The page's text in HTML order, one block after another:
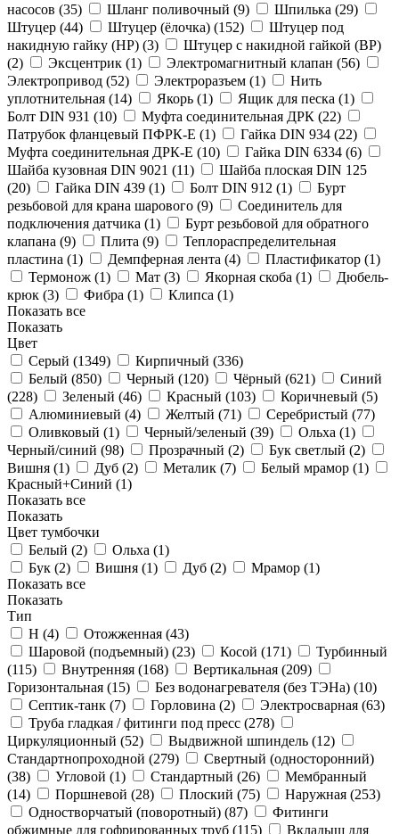
насосов (35) Шланг поливочный (9) Шпилька (29)
Штуцер (44) Штуцер (ёлочка) (152)
Штуцер под
накидную гайку (НР) (3)
Штуцер с накидной гайкой (ВР)
(2) Эксцентрик (1) Электромагнитный клапан (56)
Электропривод (52) Электроразъем (1)
Нить
уплотнительная (14) Якорь (1) Ящик для песка (1)
Болт DIN 931 (10) Муфта соединительная ДРК (22)
Патрубок фланцевый ПФРК-Е (1) Гайка DIN 934 (22)
Муфта соединительная ДРК-Е (10) Гайка DIN 6334 (6)
Шайба кузовная DIN 9021 (11)
Шайба плоская DIN 125
(20) Гайка DIN 439 (1) Болт DIN 912 (1)
Бурт
резьбовой для крана шарового (9)
Соединитель для
подключения датчика (1)
Бурт резьбовой для обратного
клапана (9) Плита (9)
Теплораспределительная
пластина (1) Демпферная лента (4) Пластификатор (1)
Термонож (1) Мат (3) Якорная скоба (1)
Дюбель-
крюк (3) Фибра (1) Клипса (1)
Показать все
Показать
Цвет
Серый (1349) Кирпичный (336)
Белый (850) Черный (120) Чёрный (621)
Синий
(228) Зеленый (46) Красный (103) Коричневый (5)
Алюминиевый (4) Желтый (71) Серебристый (77)
Оливковый (1) Черный/зеленый (39) Ольха (1)
Черный/синий (98) Прозрачный (2) Бук светлый (2)
Вишня (1) Дуб (2) Металик (7) Белый мрамор (1)
Красный+Синий (1)
Показать все
Показать
Цвет тумбочки
Белый (2) Ольха (1)
Бук (2) Вишня (1) Дуб (2) Мрамор (1)
Показать все
Показать
Тип
Н (4) Отожженная (43)
Шаровой (подъемный) (23) Косой (171)
Турбинный
(115) Внутренняя (168) Вертикальная (209)
Горизонтальная (15) Без водонагревателя (без ТЭНа) (10)
Септик-танк (7) Горловина (2) Электросварная (63)
Труба гладкая / фитинги под пресс (278)
Циркуляционный (52) Выдвижной шпиндель (12)
Стандартнопроходной (279)
Свертный (односторонний)
(38) Угловой (1) Стандартный (26)
Мембранный
(14) Поршневой (28) Плоский (75) Наружная (253)
Одностворчатый (поворотный) (87)
Фитинги
обжимные для гофрированных труб (115)
Вкладыш для